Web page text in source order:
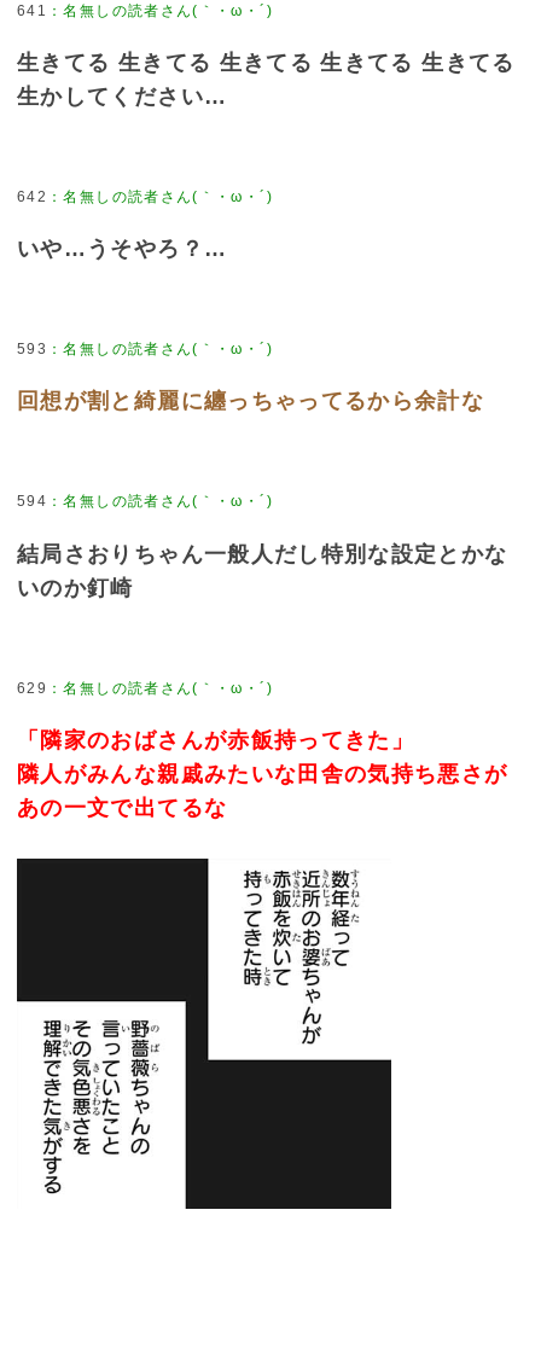
641 ：名無しの読者さん(｀・ω・´)
生きてる 生きてる 生きてる 生きてる 生きてる
生かしてください…
642 ：名無しの読者さん(｀・ω・´)
いや…うそやろ？…
593 ：名無しの読者さん(｀・ω・´)
回想が割と綺麗に纏っちゃってるから余計な
594 ：名無しの読者さん(｀・ω・´)
結局さおりちゃん一般人だし特別な設定とかな
いのか釘崎
629 ：名無しの読者さん(｀・ω・´)
「隣家のおばさんが赤飯持ってきた」
隣人がみんな親戚みたいな田舎の気持ち悪さが
あの一文で出てるな